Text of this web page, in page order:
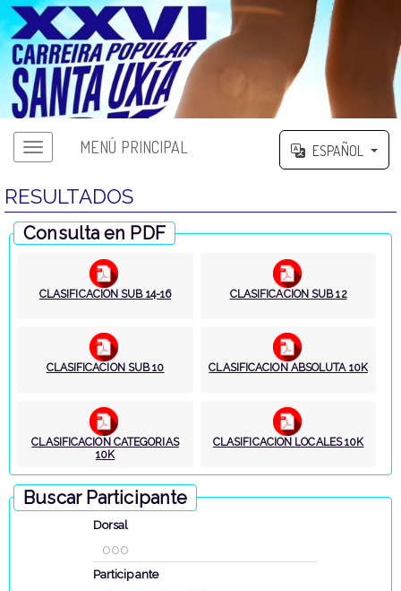
MENÚ PRINCIPAL ESPAÑOL
RESULTADOS
Consulta en PDF
CLASIFICACION SUB 14-16 CLASIFICACION SUB 12
CLASIFICACION SUB 10 CLASIFICACION ABSOLUTA 10K
CLASIFICACION CATEGORIAS
10K
CLASIFICACION LOCALES 10K
Buscar Participante
Dorsal
Participante